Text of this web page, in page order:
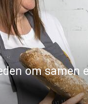
om samen